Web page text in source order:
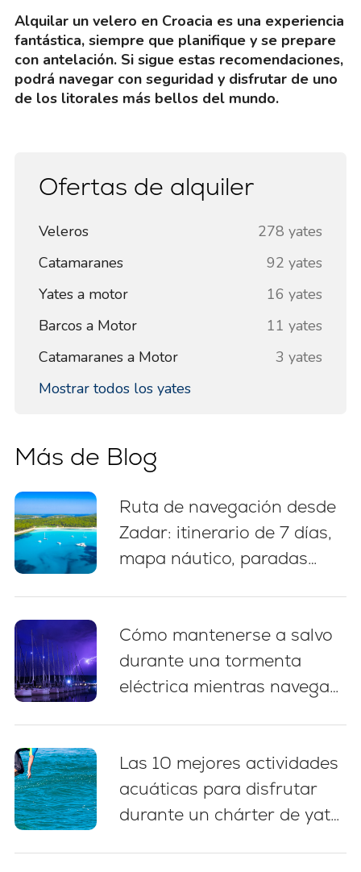
Alquilar un velero en Croacia es una experiencia
fantástica, siempre que planifique y se prepare
con antelación. Si sigue estas recomendaciones,
podrá navegar con seguridad y disfrutar de uno
de los litorales más bellos del mundo.
Ofertas de alquiler
Veleros
278 yates
Catamaranes
92 yates
Yates a motor
16 yates
Barcos a Motor
11 yates
Catamaranes a Motor
3 yates
Mostrar todos los yates
Más de Blog
Ruta de navegación desde
Zadar: itinerario de 7 días,
mapa náutico, paradas
Cómo mantenerse a salvo
durante una tormenta
eléctrica mientras navega
Las 10 mejores actividades
acuáticas para disfrutar
durante un chárter de yate